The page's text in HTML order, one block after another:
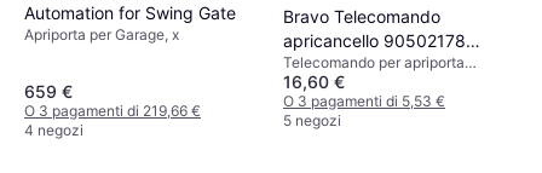
Automation for Swing Gate
Apriporta per Garage, x
659 €
O 3 pagamenti di 219,66 €
4 negozi
Bravo Telecomando
apricancello 90502178
MAGIKO X Grigio
Telecomando per apriporta
garage, x
16,60 €
O 3 pagamenti di 5,53 €
5 negozi